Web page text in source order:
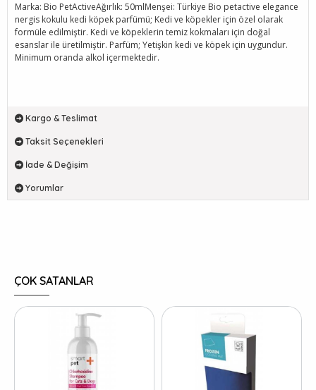
Marka: Bio PetActiveAğırlık: 50mlMenşei: Türkiye Bio petactive elegance
nergis kokulu kedi köpek parfümü; Kedi ve köpekler için özel olarak
formüle edilmiştir. Kedi ve köpeklerin temiz kokmaları için doğal
esanslar ile üretilmiştir. Parfüm; Yetişkin kedi ve köpek için uygundur.
Minimum oranda alkol içermektedir.
Kargo & Teslimat
Taksit Seçenekleri
İade & Değişim
Yorumlar
ÇOK SATANLAR